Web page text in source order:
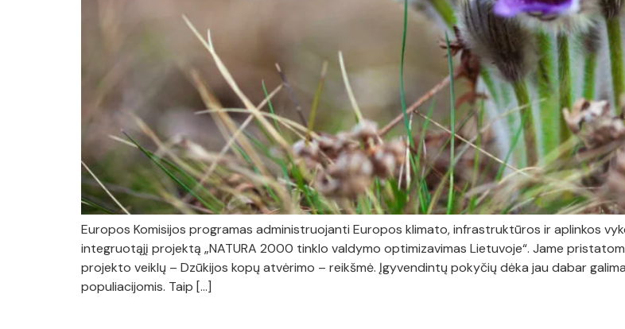
Europos Komisijos programas administruojanti Europos klimato, infrastruktūros ir aplinkos
integruotąjį projektą „NATURA 2000 tinklo valdymo optimizavimas Lietuvoje“. Jame
projekto veiklų – Dzūkijos kopų atvėrimo – reikšmė. Įgyvendintų pokyčių dėka jau dabar
populiacijomis. Taip […]